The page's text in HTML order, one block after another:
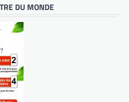
DU MONDE